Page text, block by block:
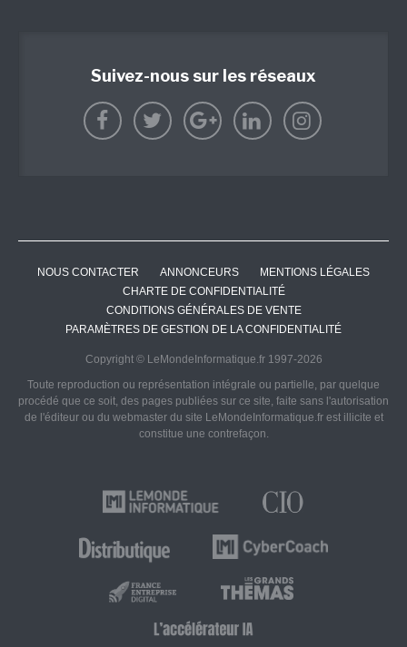
Suivez-nous sur les réseaux
NOUS CONTACTER ANNONCEURS
MENTIONS LÉGALES
CHARTE DE CONFIDENTIALITÉ
CONDITIONS GÉNÉRALES DE VENTE
PARAMÈTRES DE GESTION DE LA CONFIDENTIALITÉ
Copyright © LeMondeInformatique.fr 1997-2026
Toute reproduction ou représentation intégrale ou partielle, par quelque
procédé que ce soit, des pages publiées sur ce site, faite sans l'autorisation
de l'éditeur ou du webmaster du site LeMondeInformatique.fr est illicite et
constitue une contrefaçon.